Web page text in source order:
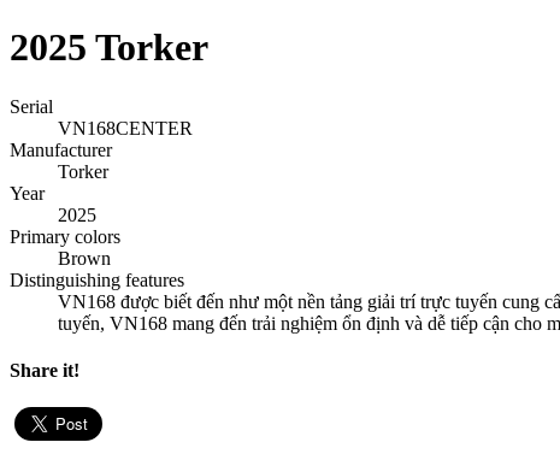
2025 Torker
Serial
VN168CENTER
Manufacturer
Torker
Year
2025
Primary colors
Brown
Distinguishing features
VN168 được biết đến như một nền tảng giải trí trực tuyến cung
tuyến, VN168 mang đến trải nghiệm ổn định và dễ tiếp cận cho
Share it!